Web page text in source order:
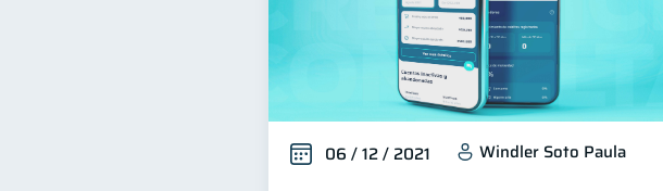
06 / 12 / 2021 Windler Soto Paula